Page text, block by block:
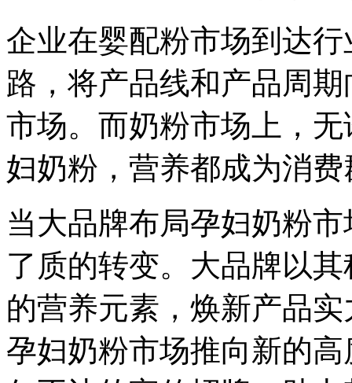
企业在婴配粉市场到达
路，将产品线和产品周
市场。而奶粉市场上，
妇奶粉，营养都成为消
当大品牌布局孕妇奶粉
了质的转变。大品牌以
的营养元素，焕新产品
孕妇奶粉市场推向新的